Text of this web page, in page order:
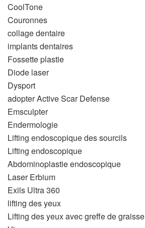
CoolTone
Couronnes
collage dentaire
implants dentaires
Fossette plastie
Diode laser
Dysport
adopter Active Scar Defense
Emsculpter
Endermologie
Lifting endoscopique des sourcils
Lifting endoscopique
Abdominoplastie endoscopique
Laser Erbium
Exils Ultra 360
lifting des yeux
Lifting des yeux avec greffe de graisse